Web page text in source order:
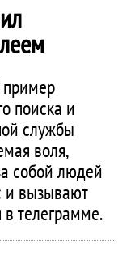
поиска и
службы
воля,
собой людей
и вызывают
в телеграмме.